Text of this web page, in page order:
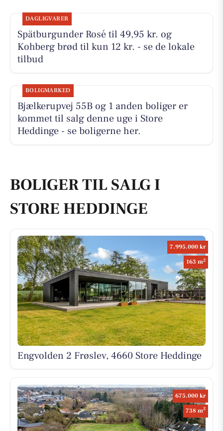
DAGLIGVARER
Spätburgunder Rosé til 49,95 kr. og
Kohberg brød til kun 12 kr. - se de lokale
tilbud
BOLIGMARKED
Bjælkerupvej 55B og 1 anden boliger er
kommet til salg denne uge i Store
Heddinge - se boligerne her.
BOLIGER TIL SALG I
STORE HEDDINGE
7.995.000 kr
163 m2
Engvolden 2 Frøslev, 4660 Store Heddinge
675.000 kr
738 m2